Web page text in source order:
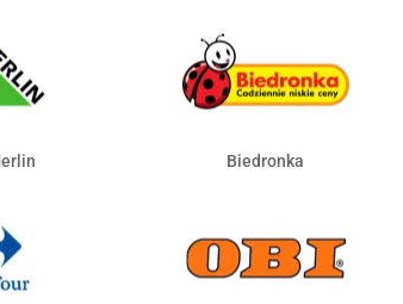
Biedronka